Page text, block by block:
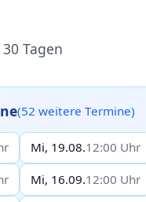
Tagen
(52 weitere Termine)
Mi, 19.08.12:00 Uhr
Mi, 16.09.12:00 Uhr